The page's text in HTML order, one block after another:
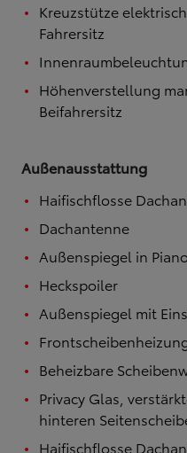
Kreuzstütze
Fahrersitz
Höhenverstellung
Beifahrersitz
Außenausstattung
Haifischflosse
Dachantenne
Außenspiegel in
Heckspoiler
Außenspiegel mit
Beheizbare
Privacy Glas,
hinteren
Haifischflosse